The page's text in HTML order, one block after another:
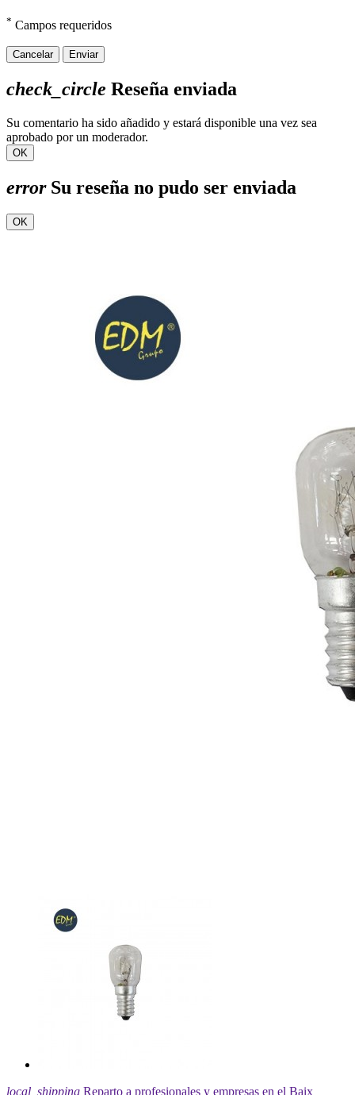
* Campos requeridos
Cancelar Enviar
check_circle Reseña enviada
Su comentario ha sido añadido y estará disponible una vez sea
aprobado por un moderador.
OK
errorSu reseña no pudo ser enviada
OK
local_shipping Reparto a profesionales y empresas en el Baix